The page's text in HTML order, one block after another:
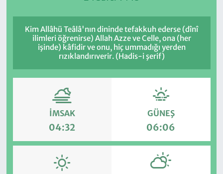
Kim Allâhü Teâlâ'nın dininde tefakkuh ederse (dînî
ilimleri öğrenirse) Allah Azze ve Celle, ona (her
işinde) kâfidir ve onu, hiç ummadığı yerden
rızıklandırıverir. (Hadis-i şerif)
İMSAK
04:32
GÜNEŞ
06:06